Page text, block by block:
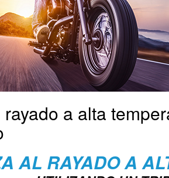
a alta
AL RAYADO A